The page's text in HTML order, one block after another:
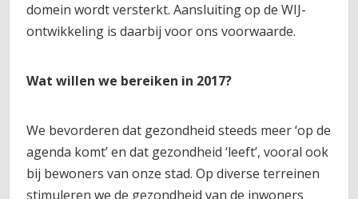
domein wordt versterkt. Aansluiting op de WIJ-
ontwikkeling is daarbij voor ons voorwaarde.
Wat willen we bereiken in 2017?
We bevorderen dat gezondheid steeds meer ‘op de
agenda komt’ en dat gezondheid ‘leeft’, vooral ook
bij bewoners van onze stad. Op diverse terreinen
stimuleren we de gezondheid van de inwoners